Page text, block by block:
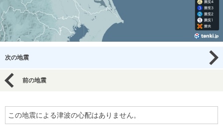
次の地震
前の地震
この地震による津波の心配はありません。